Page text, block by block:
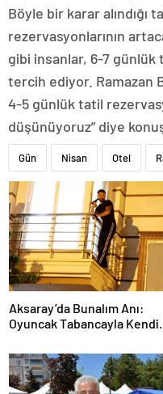
Böyle bir karar alındığı
rezervasyonlarının
gibi insanlar, 6-7
tercih ediyor. Ramazan
4-5 günlük tatil
düşünüyoruz” diye
Gün Nisan Otel
Aksaray’da Bunalım Anı:
Oyuncak Tabancayla